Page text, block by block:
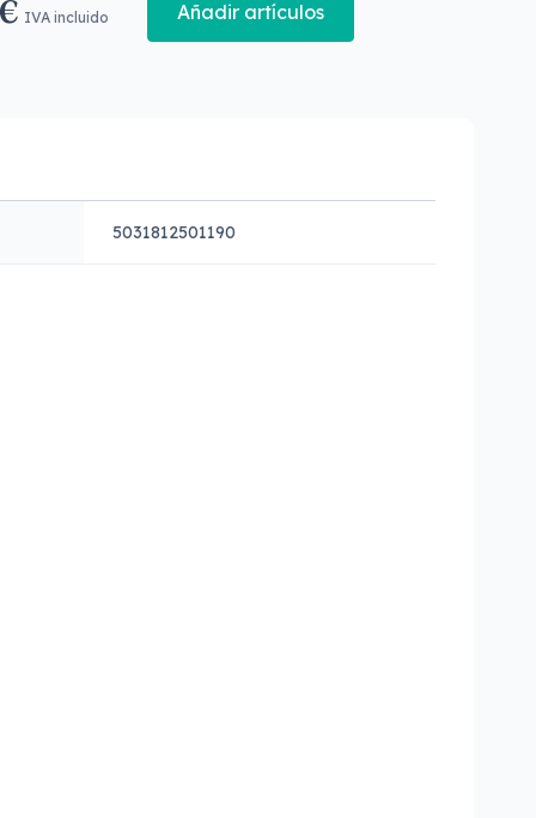
IVA incluido Añadir artículos
5031812501190